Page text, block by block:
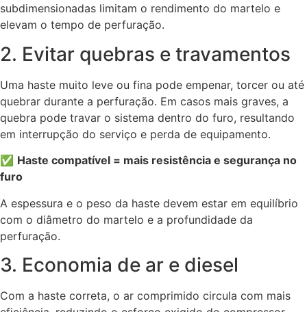
subdimensionadas limitam o rendimento do martelo e
elevam o tempo de perfuração.
2. Evitar quebras e travamentos
Uma haste muito leve ou fina pode empenar, torcer ou até
quebrar durante a perfuração. Em casos mais graves, a
quebra pode travar o sistema dentro do furo, resultando
em interrupção do serviço e perda de equipamento.
✅ Haste compatível = mais resistência e segurança no
furo
A espessura e o peso da haste devem estar em equilíbrio
com o diâmetro do martelo e a profundidade da
perfuração.
3. Economia de ar e diesel
Com a haste correta, o ar comprimido circula com mais